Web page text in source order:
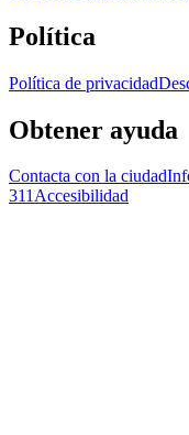
Política
Política de privacidad
Obtener ayuda
Contacta con la ciudad
311Accesibilidad